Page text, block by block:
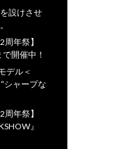
設けさせ
周年祭】
開催中！
デル＜
シャープな
周年祭】
』